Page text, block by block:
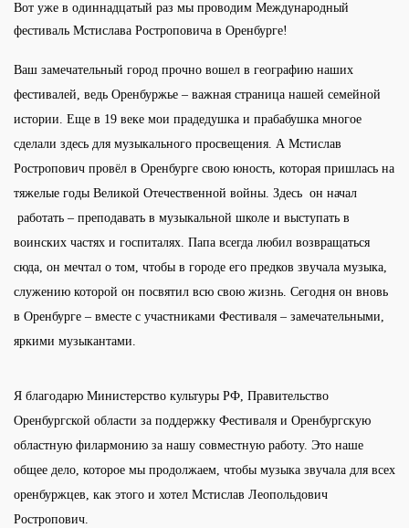
Вот уже в одиннадцатый раз мы проводим Международный
фестиваль Мстислава Ростроповича в Оренбурге!
Ваш замечательный город прочно вошел в географию наших
фестивалей, ведь Оренбуржье – важная страница нашей семейной
истории. Еще в 19 веке мои прадедушка и прабабушка многое
сделали здесь для музыкального просвещения. А Мстислав
Ростропович провёл в Оренбурге свою юность, которая пришлась на
тяжелые годы Великой Отечественной войны. Здесь он начал
работать – преподавать в музыкальной школе и выступать в
воинских частях и госпиталях. Папа всегда любил возвращаться
сюда, он мечтал о том, чтобы в городе его предков звучала музыка,
служению которой он посвятил всю свою жизнь. Сегодня он вновь
в Оренбурге – вместе с участниками Фестиваля – замечательными,
яркими музыкантами.
Я благодарю Министерство культуры РФ, Правительство
Оренбургской области за поддержку Фестиваля и Оренбургскую
областную филармонию за нашу совместную работу. Это наше
общее дело, которое мы продолжаем, чтобы музыка звучала для всех
оренбуржцев, как этого и хотел Мстислав Леопольдович
Ростропович.